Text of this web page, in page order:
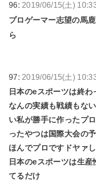
96: 2019/06/15(土)
プロゲーマー志望の馬
ら
97: 2019/06/15(土)
日本のeスポーツは終わ
なんの実績も戦績もな
い私が勝手に作ったプ
ったやつは国際大会の
ほんでプロですドヤァ
日本のeスポーツは生
てるだけ